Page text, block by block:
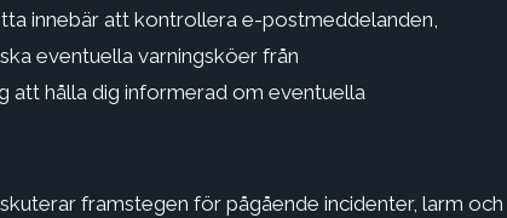
innebär att kontrollera e-postmeddelanden,
eventuella varningsköer från
att hålla dig informerad om eventuella
framstegen för pågående incidenter, larm och